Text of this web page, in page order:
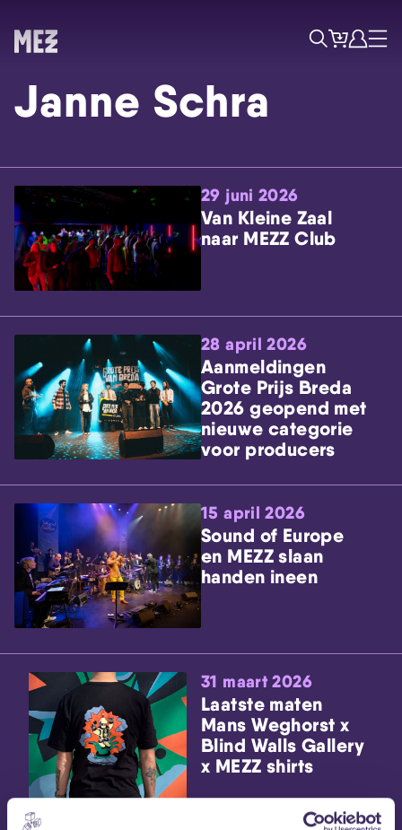
Skip navigatie
ZoekTicketsAccount
Menu
Janne Schra
29 juni 2026
Van Kleine Zaal
naar MEZZ Club
28 april 2026
Aanmeldingen
Grote Prijs Breda
2026 geopend met
nieuwe categorie
voor producers
15 april 2026
Sound of Europe
en MEZZ slaan
handen ineen
31 maart 2026
Laatste maten
Mans Weghorst x
Blind Walls Gallery
x MEZZ shirts